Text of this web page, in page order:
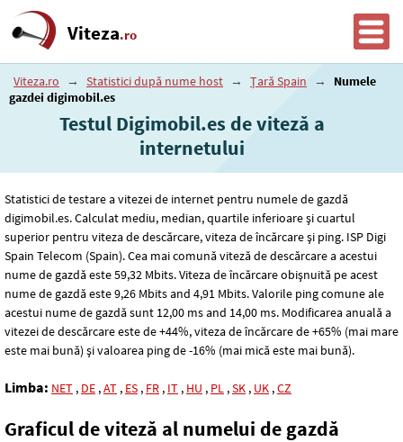
Viteza.ro
Viteza.ro → Statistici după nume host → Țară Spain →
Numele
gazdei digimobil.es
Testul Digimobil.es de viteză a
internetului
Statistici de testare a vitezei de internet pentru numele de gazdă
digimobil.es. Calculat mediu, median, quartile inferioare și cuartul
superior pentru viteza de descărcare, viteza de încărcare și ping. ISP Digi
Spain Telecom (Spain). Cea mai comună viteză de descărcare a acestui
nume de gazdă este 59,32 Mbits. Viteza de încărcare obișnuită pe acest
nume de gazdă este 9,26 Mbits and 4,91 Mbits. Valorile ping comune ale
acestui nume de gazdă sunt 12,00 ms and 14,00 ms. Modificarea anuală a
vitezei de descărcare este de +44%, viteza de încărcare de +65% (mai mare
este mai bună) și valoarea ping de -16% (mai mică este mai bună).
Limba: NET , DE ,AT , ES , FR , IT , HU , PL ,SK , UK ,CZ
Graficul de viteză al numelui de gazdă